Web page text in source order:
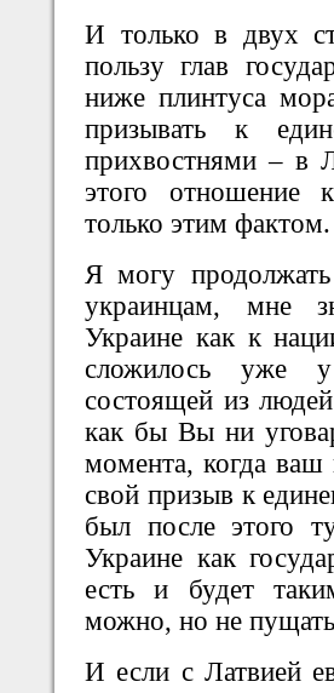
И только в двух
пользу глав
ниже плинтуса
призывать к
прихвостнями – в
этого отношение
только этим фактом.
Я могу
украинцам, мне
Украине как к
сложилось уже
состоящей из
как бы Вы ни
момента, когда ваш
свой призыв к
был после этого
Украине как
есть и будет
можно, но не
И если с Латвией